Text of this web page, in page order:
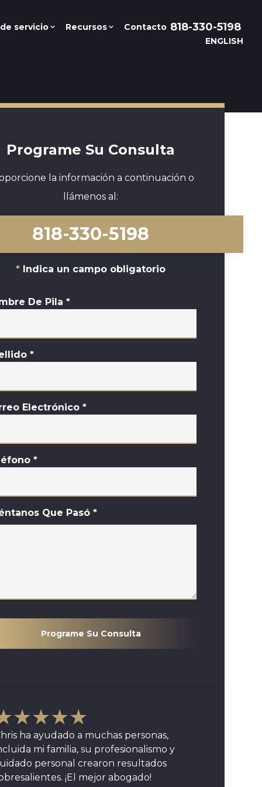
servicio Recursos Contacto 818-330-5198
ENGLISH
Programe Su Consulta
la información a continuación o
llámenos al:
818-330-5198
Indica un campo obligatorio
De Pila *
*
Electrónico *
*
Que Pasó *
Programe Su Consulta
ha ayudado a muchas personas,
mi familia, su profesionalismo y
personal crearon resultados
¡El mejor abogado!